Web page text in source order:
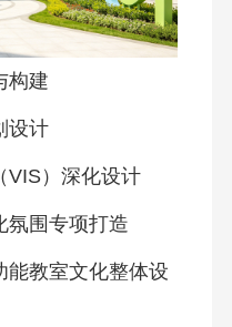
构建
设计
VIS）深化设计
氛围专项打造
能教室文化整体设